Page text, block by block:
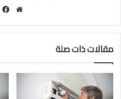
موقع
مقالات ذات صلة